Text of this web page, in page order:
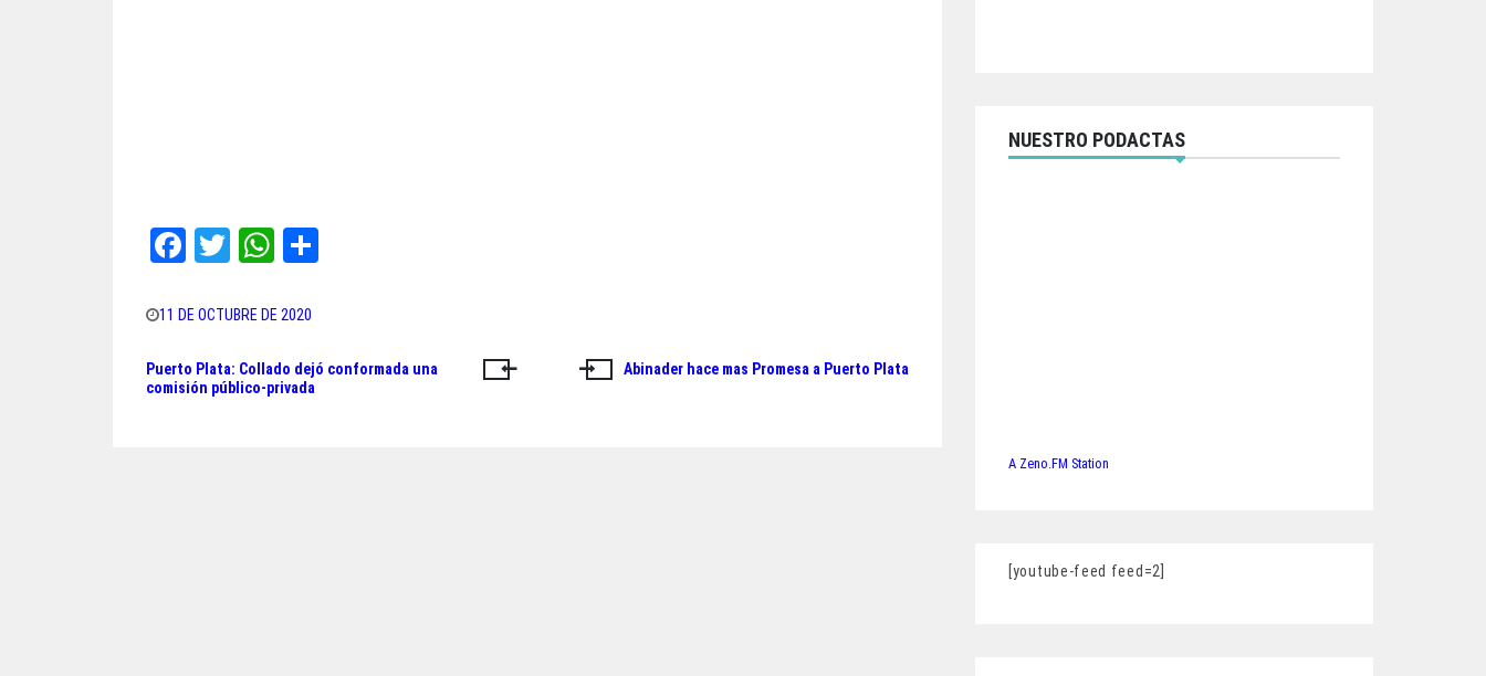
Fa
bo
T
tt
W
ts
pp
11 DE OCTUBRE DE 2020
Navegación
Puerto Plata: Collado dejó conformada una
comisión público-privada
Abinader hace mas Promesa a Puerto Plata
NUESTRO PODACTAS
A Zeno.FM Station
[youtube-feed feed=2]